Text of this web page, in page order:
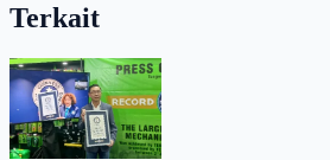
Terkait